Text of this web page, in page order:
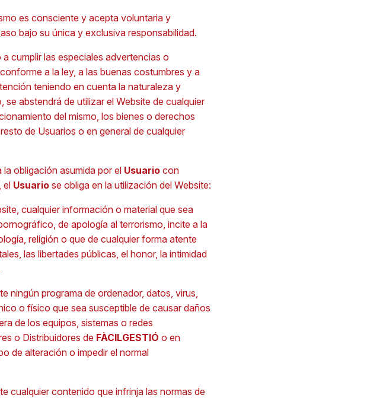
es consciente y acepta voluntaria y
bajo su única y exclusiva responsabilidad.
cumplir las especiales advertencias o
a la ley, a las buenas costumbres y a
teniendo en cuenta la naturaleza y
abstendrá de utilizar el Website de cualquier
del mismo, los bienes o derechos
de Usuarios o en general de cualquier
obligación asumida por el Usuariocon
el Usuariose obliga en la utilización del Website:
cualquier información o material que sea
de apología al terrorismo, incite a la
religión o que de cualquier forma atente
las libertades públicas, el honor, la intimidad
ningún programa de ordenador, datos, virus,
o físico que sea susceptible de causar daños
de los equipos, sistemas o redes
o Distribuidores de FÀCILGESTIÓ o en
de alteración o impedir el normal
cualquier contenido que infrinja las normas de